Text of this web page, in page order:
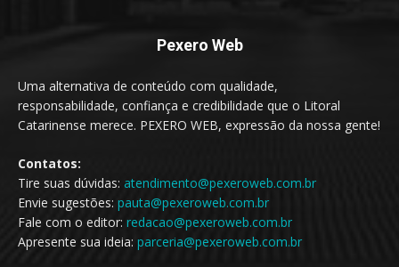
Pexero Web
Uma alternativa de conteúdo com qualidade,
responsabilidade, confiança e credibilidade que o Litoral
Catarinense merece. PEXERO WEB, expressão da nossa gente!
Contatos:
Tire suas dúvidas: atendimento@pexeroweb.com.br
Envie sugestões: pauta@pexeroweb.com.br
Fale com o editor: redacao@pexeroweb.com.br
Apresente sua ideia: parceria@pexeroweb.com.br